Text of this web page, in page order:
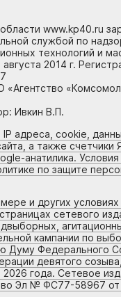
www.kp40.ru
службой по
технологий и
2014 г.
Ивкин В.П.
IP адреса, cookie,
а также счетчики
анатилика. Условия
по защите
и других условиях
сетевого
кампании по
Думу Федерального
девятого
2026 года. Сетевое
Эл № ФС77-58967 от